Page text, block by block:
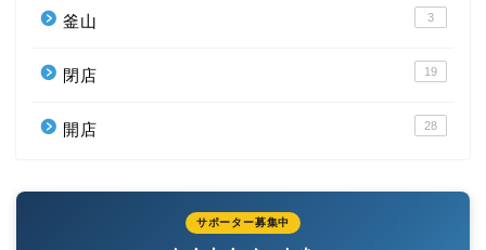
釜山 3
閉店 19
開店 28
サポーター募集中